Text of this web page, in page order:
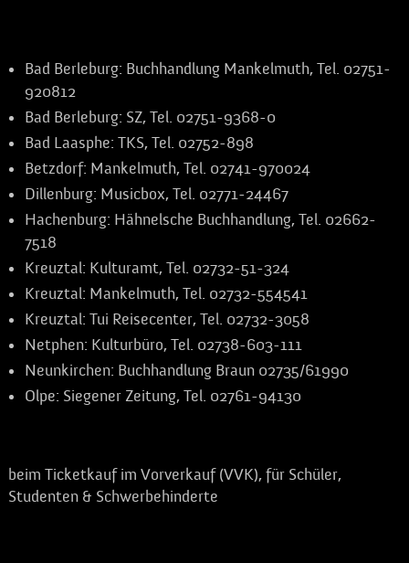
Bad Berleburg: Buchhandlung Mankelmuth, Tel. 02751-
920812
Bad Berleburg: SZ, Tel. 02751-9368-0
Bad Laasphe: TKS, Tel. 02752-898
Betzdorf: Mankelmuth, Tel. 02741-970024
Dillenburg: Musicbox, Tel. 02771-24467
Hachenburg: Hähnelsche Buchhandlung, Tel. 02662-
7518
Kreuztal: Kulturamt, Tel. 02732-51-324
Kreuztal: Mankelmuth, Tel. 02732-554541
Kreuztal: Tui Reisecenter, Tel. 02732-3058
Netphen: Kulturbüro, Tel. 02738-603-111
Neunkirchen: Buchhandlung Braun 02735/61990
Olpe: Siegener Zeitung, Tel. 02761-94130
beim Ticketkauf im Vorverkauf (VVK), für Schüler,
Studenten & Schwerbehinderte